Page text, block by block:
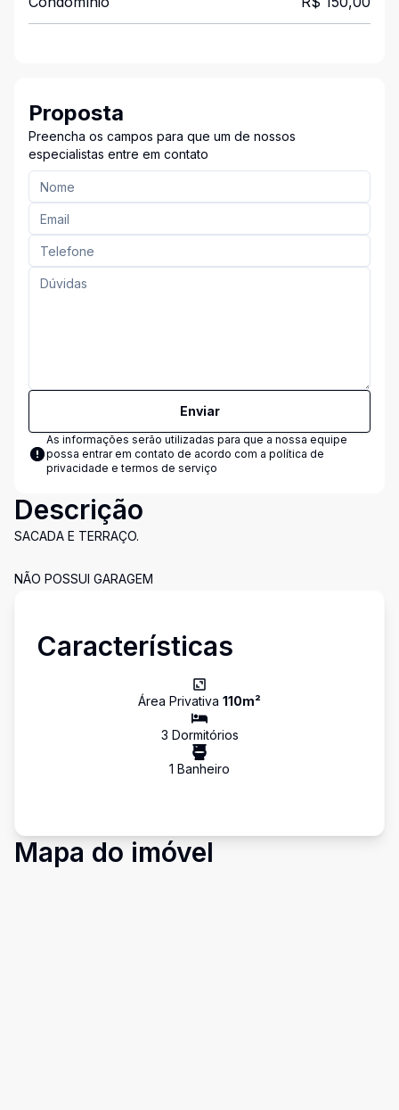
Proposta
Preencha os campos para que um de nossos
especialistas entre em contato
Enviar
As informações serão utilizadas para que a nossa equipe
possa entrar em contato de acordo com a política de
privacidade e termos de serviço
Descrição
SACADA E TERRAÇO.
NÃO POSSUI GARAGEM
Características
Área Privativa 110m²
3 Dormitórios
1 Banheiro
Mapa do imóvel